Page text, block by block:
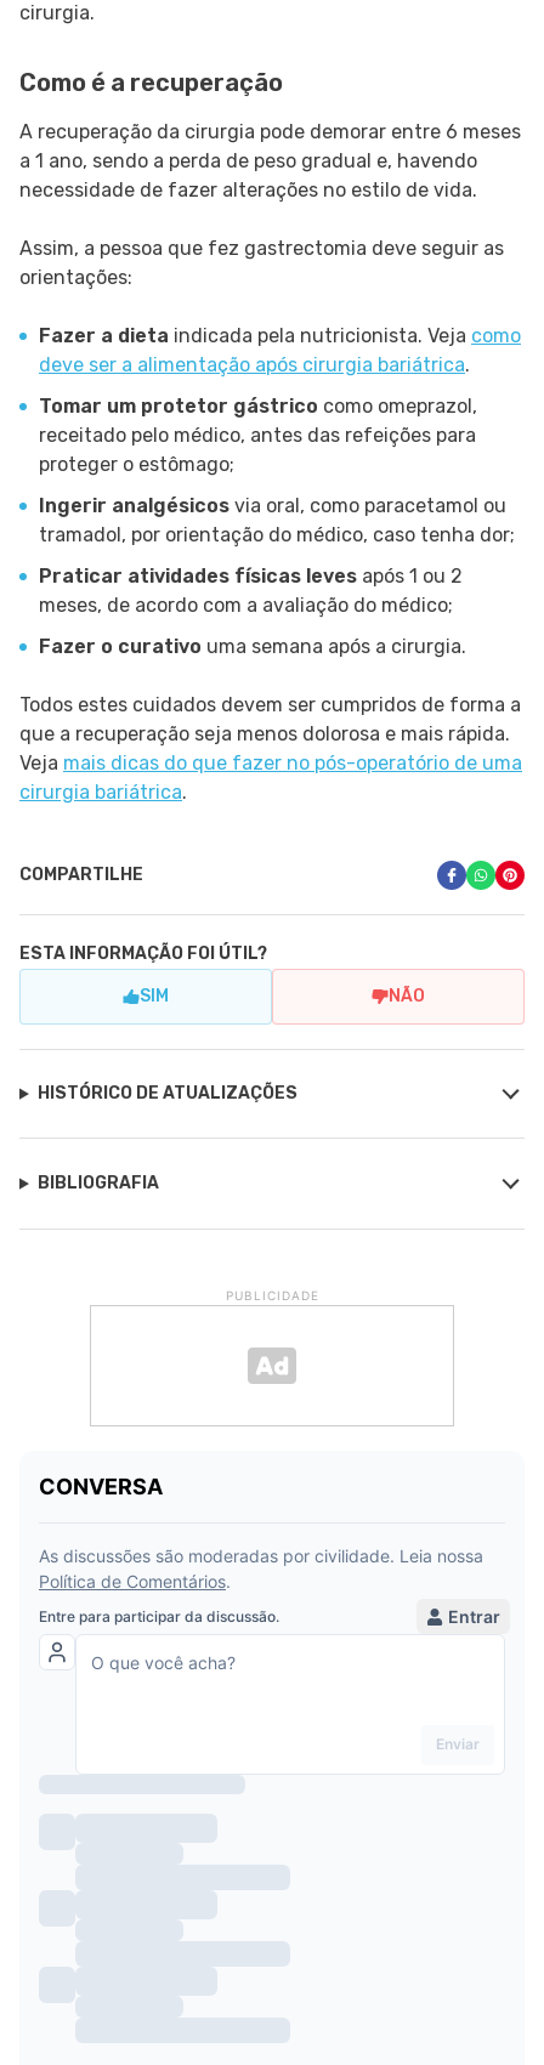
cirurgia.
Como é a recuperação
A recuperação da cirurgia pode demorar entre 6 meses
a 1 ano, sendo a perda de peso gradual e, havendo
necessidade de fazer alterações no estilo de vida.
Assim, a pessoa que fez gastrectomia deve seguir as
orientações:
Fazer a dieta indicada pela nutricionista. Veja como
deve ser a alimentação após cirurgia bariátrica.
Tomar um protetor gástrico como omeprazol,
receitado pelo médico, antes das refeições para
proteger o estômago;
Ingerir analgésicos via oral, como paracetamol ou
tramadol, por orientação do médico, caso tenha dor;
Praticar atividades físicas leves após 1 ou 2
meses, de acordo com a avaliação do médico;
Fazer o curativo uma semana após a cirurgia.
Todos estes cuidados devem ser cumpridos de forma a
que a recuperação seja menos dolorosa e mais rápida.
Veja mais dicas do que fazer no pós-operatório de uma
cirurgia bariátrica.
COMPARTILHE
ESTA INFORMAÇÃO FOI ÚTIL?
SIM NÃO
HISTÓRICO DE ATUALIZAÇÕES
BIBLIOGRAFIA
PUBLICIDADE